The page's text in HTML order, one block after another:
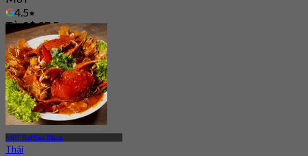
4.5
TừS$ 27.5
MRT Raffles Place
Thái